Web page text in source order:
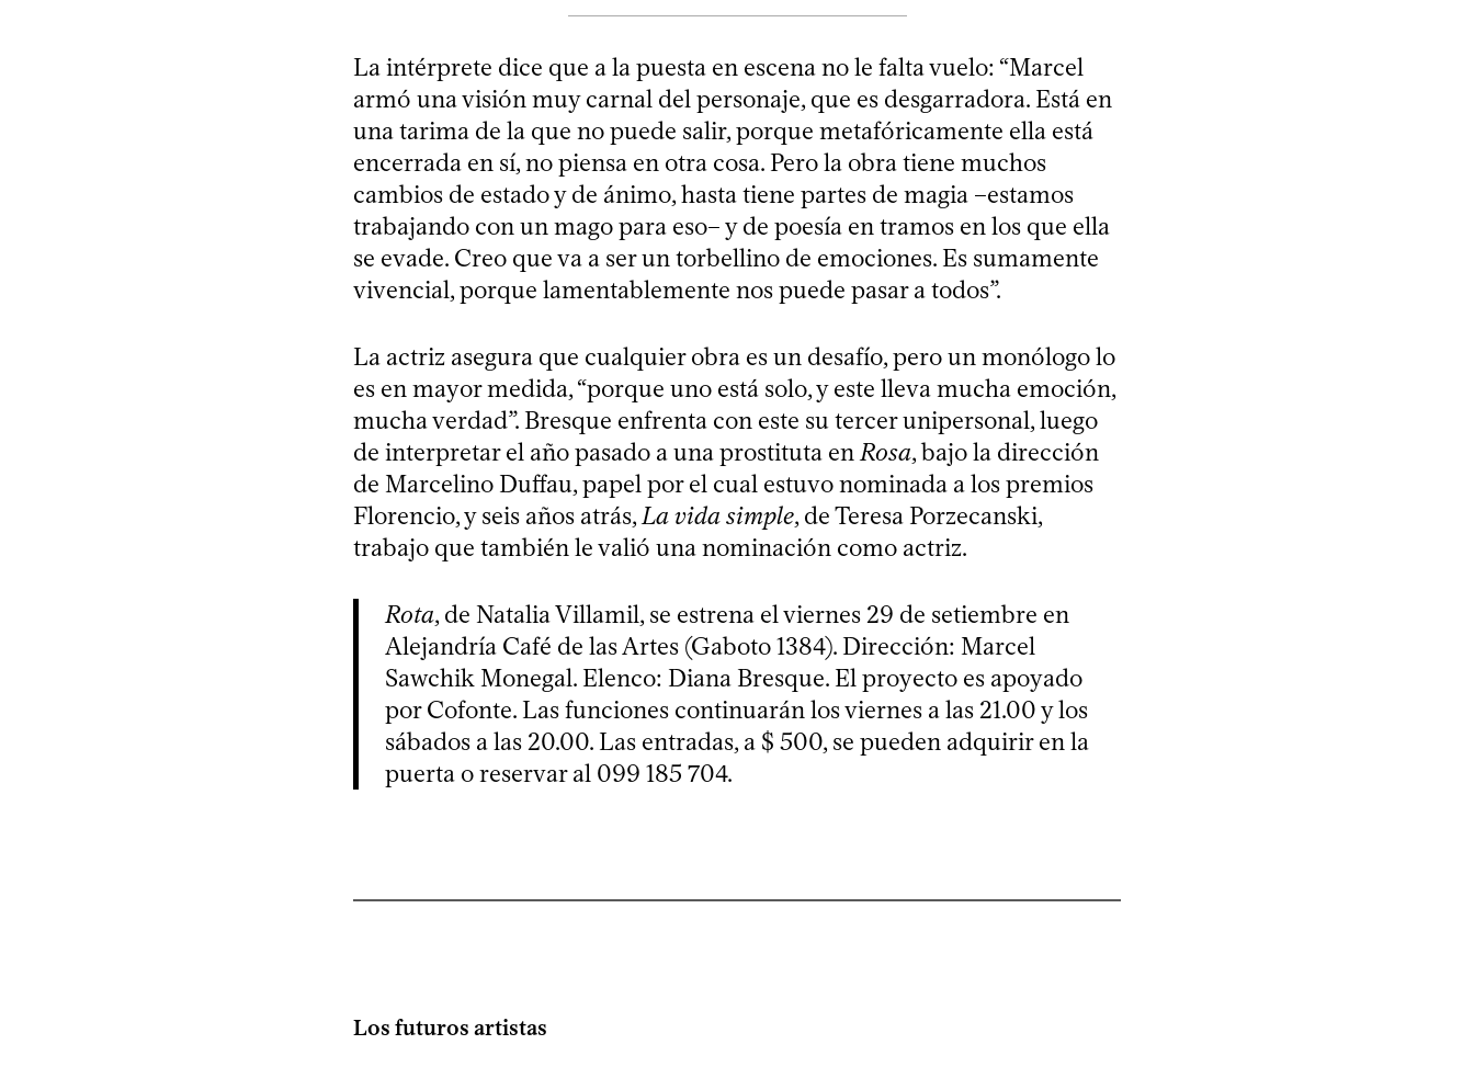
La intérprete dice que a la puesta en escena no le falta vuelo: “Marcel
armó una visión muy carnal del personaje, que es desgarradora. Está en
una tarima de la que no puede salir, porque metafóricamente ella está
encerrada en sí, no piensa en otra cosa. Pero la obra tiene muchos
cambios de estado y de ánimo, hasta tiene partes de magia –estamos
trabajando con un mago para eso– y de poesía en tramos en los que ella
se evade. Creo que va a ser un torbellino de emociones. Es sumamente
vivencial, porque lamentablemente nos puede pasar a todos”.
La actriz asegura que cualquier obra es un desafío, pero un monólogo lo
es en mayor medida, “porque uno está solo, y este lleva mucha emoción,
mucha verdad”. Bresque enfrenta con este su tercer unipersonal, luego
de interpretar el año pasado a una prostituta enRosa, bajo la dirección
de Marcelino Duffau, papel por el cual estuvo nominada a los premios
Florencio, y seis años atrás,La vida simple, de Teresa Porzecanski,
trabajo que también le valió una nominación como actriz.
Rota, de Natalia Villamil, se estrena el viernes 29 de setiembre en
Alejandría Café de las Artes (Gaboto 1384). Dirección: Marcel
Sawchik Monegal. Elenco: Diana Bresque. El proyecto es apoyado
por Cofonte. Las funciones continuarán los viernes a las 21.00 y los
sábados a las 20.00. Las entradas, a $ 500, se pueden adquirir en la
puerta o reservar al 099 185 704.
Los futuros artistas